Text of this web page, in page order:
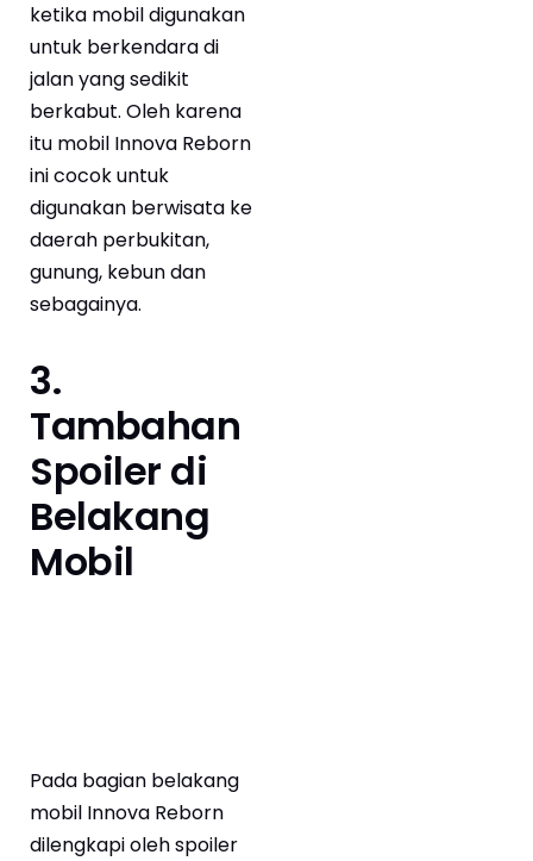
ketika mobil digunakan
untuk berkendara di
jalan yang sedikit
berkabut. Oleh karena
itu mobil Innova Reborn
ini cocok untuk
digunakan berwisata ke
daerah perbukitan,
gunung, kebun dan
sebagainya.
3.
Tambahan
Spoiler di
Belakang
Mobil
Pada bagian belakang
mobil Innova Reborn
dilengkapi oleh spoiler